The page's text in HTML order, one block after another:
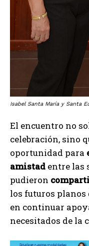
Isabel Santa María y Santa
El encuentro no
celebración, sino
oportunidad para
amistad entre las
pudieron
los futuros planos
en continuar
necesitados de la